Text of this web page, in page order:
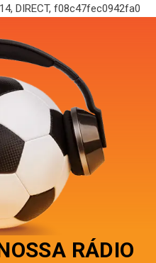
DIRECT, f08c47fec0942fa0
RÁDIO